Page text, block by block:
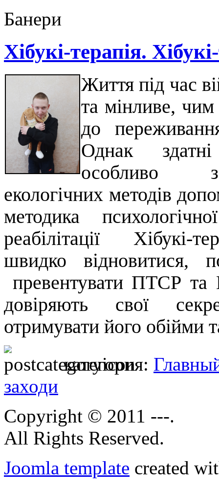
Банери
Хібукі-терапія.
Життя під час
та мінливе,
до
Однак
особливо
екологічних методів
методика
реабілітації Хібукі-
швидко відновитися,
превентувати ПТСР
довіряють свої
отримувати його обійми
категория:
заходи
Copyright © 2011 ---.
All Rights Reserved.
Joomla template created